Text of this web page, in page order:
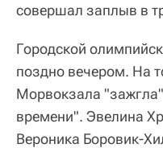
совершал заплыв в
Городской
поздно вечером. На
Морвокзала
времени". Эвелина
Вероника Боровик-